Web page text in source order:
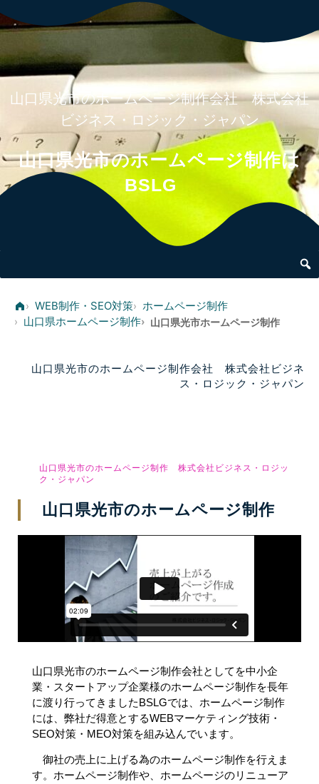
山口県光市のホームページ制作会社 株式会社
ビジネス・ロジック・ジャパン
山口県光市のホームページ制作は
BSLG
› WEB制作・SEO対策› ホームページ制作
› 山口県ホームページ制作› 山口県光市ホームページ制作
山口県光市のホームページ制作会社 株式会社ビジネ
ス・ロジック・ジャパン
山口県光市のホームページ制作 株式会社ビジネス・ロジッ
ク・ジャパン
山口県光市のホームページ制作
山口県光市のホームページ制作会社としてを中小企
業・スタートアップ企業様のホームページ制作を長年
に渡り行ってきましたBSLGでは、 ホームページ制作
には、弊社だ得意とするWEBマーケティング技術・
SEO対策・MEO対策を組み込んでいます。
御社の売上に上げる為のホームページ制作を行えま
す。 ホームページ制作や、ホームページのリニューア